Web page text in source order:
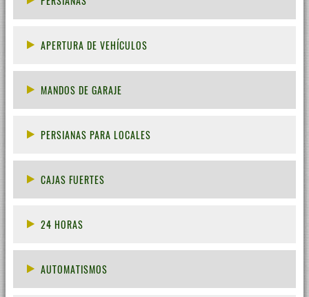
APERTURA DE VEHÍCULOS
MANDOS DE GARAJE
PERSIANAS PARA LOCALES
CAJAS FUERTES
24 HORAS
AUTOMATISMOS